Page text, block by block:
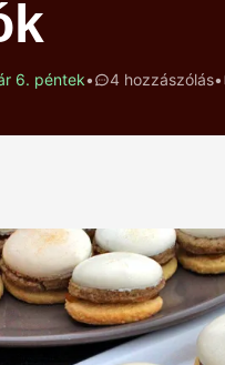
6. péntek• 4 hozzászólás•